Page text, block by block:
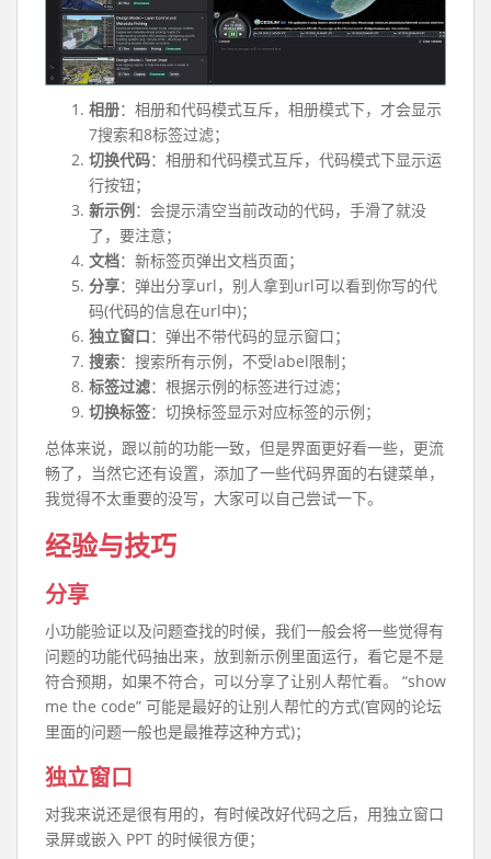
相册：相册和代码模式互斥，相册模式下，才会显示
7搜索和8标签过滤；
切换代码：相册和代码模式互斥，代码模式下显示运
行按钮；
新示例：会提示清空当前改动的代码，手滑了就没
了，要注意；
文档：新标签页弹出文档页面；
分享：弹出分享url，别人拿到url可以看到你写的代
码(代码的信息在url中)；
独立窗口：弹出不带代码的显示窗口；
搜索：搜索所有示例，不受label限制；
标签过滤：根据示例的标签进行过滤；
切换标签：切换标签显示对应标签的示例；
总体来说，跟以前的功能一致，但是界面更好看一些，更流
畅了，当然它还有设置，添加了一些代码界面的右键菜单，
我觉得不太重要的没写，大家可以自己尝试一下。
经验与技巧
分享
小功能验证以及问题查找的时候，我们一般会将一些觉得有
问题的功能代码抽出来，放到新示例里面运行，看它是不是
符合预期，如果不符合，可以分享了让别人帮忙看。 “show
me the code” 可能是最好的让别人帮忙的方式(官网的论坛
里面的问题一般也是最推荐这种方式)；
独立窗口
对我来说还是很有用的，有时候改好代码之后，用独立窗口
录屏或嵌入 PPT 的时候很方便；